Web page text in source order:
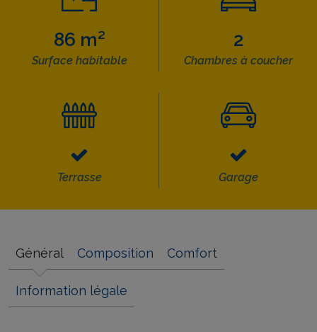
86 m²
Surface habitable
2
Chambres à coucher
Terrasse Garage
Général Composition Comfort
Information légale